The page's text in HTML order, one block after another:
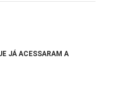
JÁ ACESSARAM A